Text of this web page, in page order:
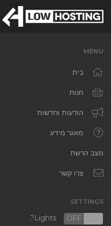
MENU
בית
חנות
כל המוצרים
RKVMPROTECTED
IKVMPROTECTED
XKVMPROTECTED
Protected Web Hosting
הודעות וחדשות
מאגר מידע
מצב הרשת
צרו קשר
SETTINGS
OFF